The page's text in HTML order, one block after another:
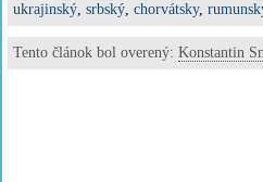
ukrajinský, srbský, chorvátsky,
Tento článok bol overený: Konstantin